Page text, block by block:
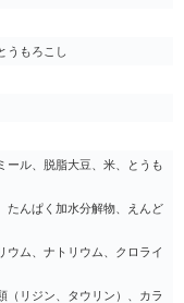
うもろこし
ール、脱脂大豆、米、とうも
たんぱく加水分解物、えんど
ウム、ナトリウム、クロライ
（リジン、タウリン）、カラ